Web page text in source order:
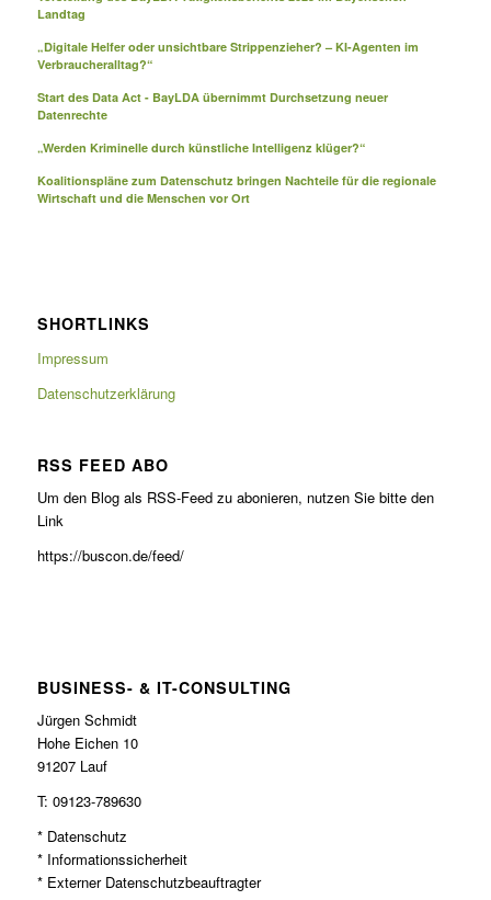
Landtag
„Digitale Helfer oder unsichtbare Strippenzieher? – KI-Agenten im
Verbraucheralltag?“
Start des Data Act - BayLDA übernimmt Durchsetzung neuer
Datenrechte
„Werden Kriminelle durch künstliche Intelligenz klüger?“
Koalitionspläne zum Datenschutz bringen Nachteile für die regionale
Wirtschaft und die Menschen vor Ort
SHORTLINKS
Impressum
Datenschutzerklärung
RSS FEED ABO
Um den Blog als RSS-Feed zu abonieren, nutzen Sie bitte den
Link
https://buscon.de/feed/
BUSINESS- & IT-CONSULTING
Jürgen Schmidt
Hohe Eichen 10
91207 Lauf
T: 09123-789630
* Datenschutz
* Informationssicherheit
* Externer Datenschutzbeauftragter